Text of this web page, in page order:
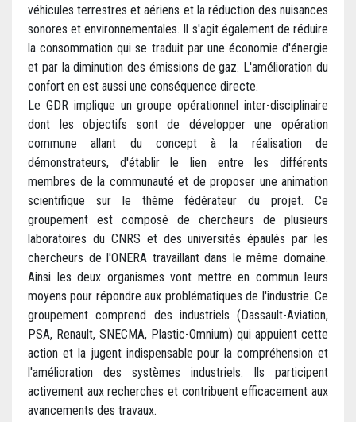
véhicules terrestres et aériens et la réduction des nuisances
sonores et environnementales. Il s'agit également de réduire
la consommation qui se traduit par une économie d'énergie
et par la diminution des émissions de gaz. L'amélioration du
confort en est aussi une conséquence directe.
Le GDR implique un groupe opérationnel inter-disciplinaire
dont les objectifs sont de développer une opération
commune allant du concept à la réalisation de
démonstrateurs, d'établir le lien entre les différents
membres de la communauté et de proposer une animation
scientifique sur le thème fédérateur du projet. Ce
groupement est composé de chercheurs de plusieurs
laboratoires du CNRS et des universités épaulés par les
chercheurs de l'ONERA travaillant dans le même domaine.
Ainsi les deux organismes vont mettre en commun leurs
moyens pour répondre aux problématiques de l'industrie. Ce
groupement comprend des industriels (Dassault-Aviation,
PSA, Renault, SNECMA, Plastic-Omnium) qui appuient cette
action et la jugent indispensable pour la compréhension et
l'amélioration des systèmes industriels. Ils participent
activement aux recherches et contribuent efficacement aux
avancements des travaux.